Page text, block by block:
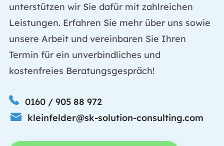
unterstützen wir Sie dafür mit zahlreichen
Leistungen. Erfahren Sie mehr über uns sowie
unsere Arbeit und vereinbaren Sie Ihren
Termin für ein unverbindliches und
kostenfreies Beratungsgespräch!
0160 / 905 88 972
kleinfelder@sk-solution-consulting.com